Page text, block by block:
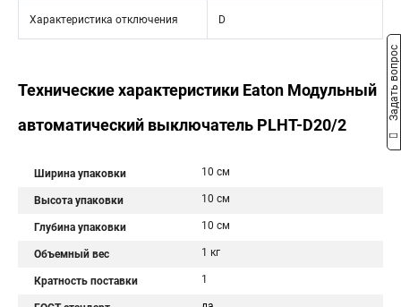
Характеристика отключения D
Технические характеристики Eaton Модульный
автоматический выключатель PLHT-D20/2
Ширина упаковки 10 см
Высота упаковки 10 см
Глубина упаковки 10 см
Объемный вес 1 кг
Кратность поставки 1
Задать вопрос